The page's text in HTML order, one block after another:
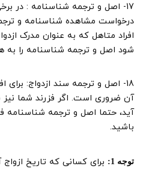
17- اصل و ترجمه شناسنامه : در
درخواست مشاهده شناسنامه و
افراد متاهل که به عنوان مدرک
شود اصل و ترجمه شناسنامه را به
18- اصل و ترجمه سند ازدواج: برای
آن ضروری است. اگر فزرند شما
آید، حتما اصل و ترجمه شناسنامه
باشید.
توجه 1:
برای کسانی که تاریخ